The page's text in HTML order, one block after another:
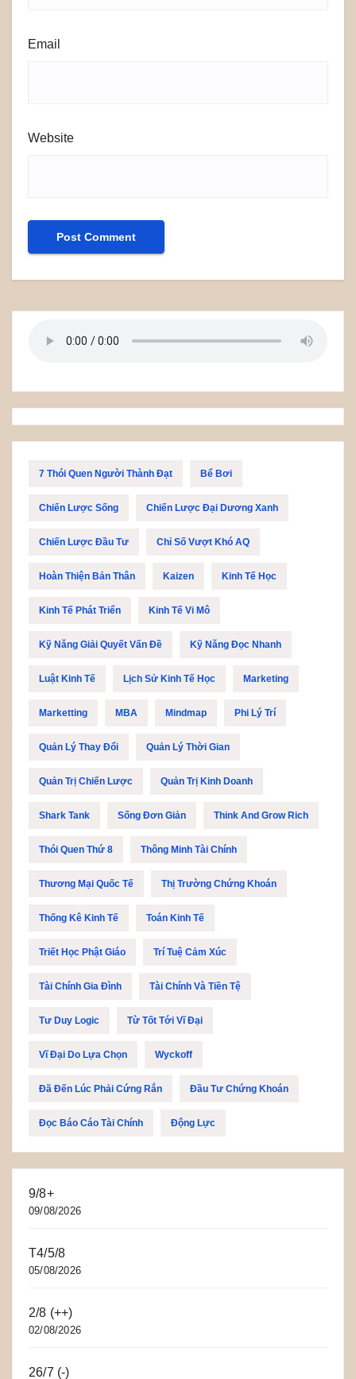
Email
Website
7 Thói Quen Người Thành Đạt Bể Bơi
Chiến Lược Sống Chiến Lược Đại Dương Xanh
Chiến Lược Đầu Tư Chỉ Số Vượt Khó AQ
Hoàn Thiện Bản Thân Kaizen Kinh Tế Học
Kinh Tế Phát Triển Kinh Tế Vi Mô
Kỹ Năng Giải Quyết Vấn Đề Kỹ Năng Đọc Nhanh
Luật Kinh Tế Lịch Sử Kinh Tế Học Marketing
Marketting MBA Mindmap Phi Lý Trí
Quản Lý Thay Đổi Quản Lý Thời Gian
Quản Trị Chiến Lược Quản Trị Kinh Doanh
Shark Tank Sống Đơn Giản Think And Grow Rich
Thói Quen Thứ 8 Thông Minh Tài Chính
Thương Mại Quốc Tế Thị Trường Chứng Khoán
Thống Kê Kinh Tế Toán Kinh Tế
Triết Học Phật Giáo Trí Tuệ Cảm Xúc
Tài Chính Gia Đình Tài Chính Và Tiền Tệ
Tư Duy Logic Từ Tốt Tới Vĩ Đại
Vĩ Đại Do Lựa Chọn Wyckoff
Đã Đến Lúc Phải Cứng Rắn Đầu Tư Chứng Khoán
Đọc Báo Cáo Tài Chính Động Lực
9/8+
09/08/2026
T4/5/8
05/08/2026
2/8 (++)
02/08/2026
26/7 (-)